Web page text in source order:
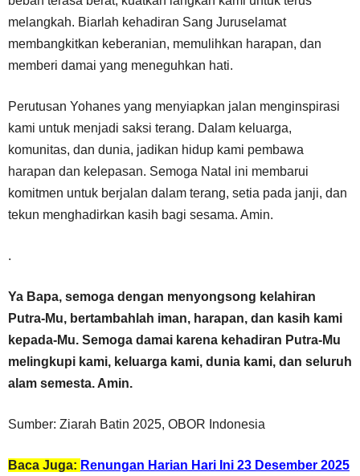
melangkah. Biarlah kehadiran Sang Juruselamat
membangkitkan keberanian, memulihkan harapan, dan
memberi damai yang meneguhkan hati.
Perutusan Yohanes yang menyiapkan jalan menginspirasi
kami untuk menjadi saksi terang. Dalam keluarga,
komunitas, dan dunia, jadikan hidup kami pembawa
harapan dan kelepasan. Semoga Natal ini membarui
komitmen untuk berjalan dalam terang, setia pada janji, dan
tekun menghadirkan kasih bagi sesama. Amin.
.
Ya Bapa, semoga dengan menyongsong kelahiran
Putra-Mu, bertambahlah iman, harapan, dan kasih kami
kepada-Mu. Semoga damai karena kehadiran Putra-Mu
melingkupi kami, keluarga kami, dunia kami, dan seluruh
alam semesta. Amin.
Sumber: Ziarah Batin 2025, OBOR Indonesia
Baca Juga: Renungan Harian Hari Ini 23 Desember 2025